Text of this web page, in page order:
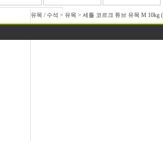
유목 / 수석 > 유목 > 세틀 코르크 튜브 유목 M 10kg